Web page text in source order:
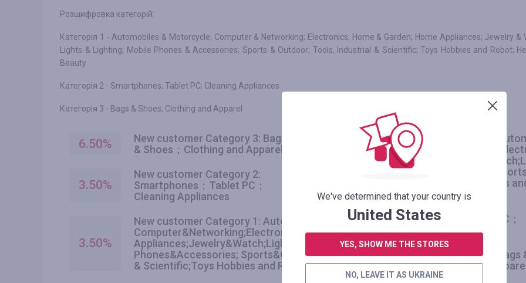
Розшифровка категорій:
Категорія 1 - Automobiles & Motorcycle; Computer & Networking; Electronics; Home & Garden; Home Appliances; Jewelry &
Lights & Lighting; Mobile Phones & Accessories; Sports & Outdoor; Tools, Industrial & Scientific; Toys Hobbies and Robot;
Beauty
Категорія 2 - Smartphones; Tablet PC; Cleaning Appliances
Категорія 3 - Bags & Shoes; Clothing and Apparel
6.50%
New customer Category 3: Bags
& Shoes；Clothing and Apparel
3.50%
New customer Category 2:
Smartphones；Tablet PC；
Cleaning Appliances
3.50%
New customer Category 1: Automobiles&Motorcycle；
Computer&Networking;Electronics;Home&Garden;Home
Appliances;Jewelry&Watch;Lights&Lighting;Mobile
Phones&Accessories; Sports&Outdoor;Tools, Industrial
& Scientific;Toys Hobbies and Robot; Health&Beauty
Paid order Category 1:
Phones&Accessories;
& Scientific;Toys Hobbies
3.00%
Paid order Category 2:
Smartphones；Tablet PC；
Cleaning Appliances
6.00%
Paid order Category 3: Bags
Shoes；Clothing and
We've determined that your country is
United States
YES, SHOW ME THE STORES
NO, LEAVE IT AS UKRAINE